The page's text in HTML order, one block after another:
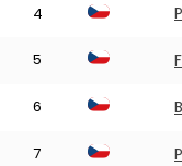
4
5
6
7